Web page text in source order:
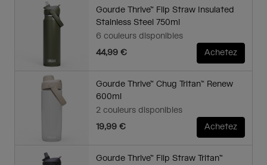
Gourde Thrive™ Flip Straw Insulated
Stainless Steel 750ml
6 couleurs disponibles
44,99 €
Achetez
Gourde Thrive™ Chug Tritan™ Renew
600ml
2 couleurs disponibles
19,99 €
Achetez
Gourde Thrive™ Flip Straw Tritan™